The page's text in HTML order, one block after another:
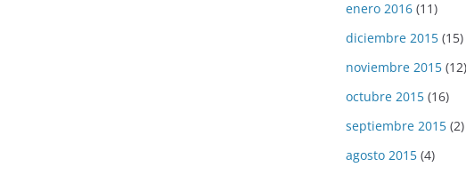
enero 2016 (11)
diciembre 2015 (15)
noviembre 2015 (12)
octubre 2015 (16)
septiembre 2015 (2)
agosto 2015 (4)